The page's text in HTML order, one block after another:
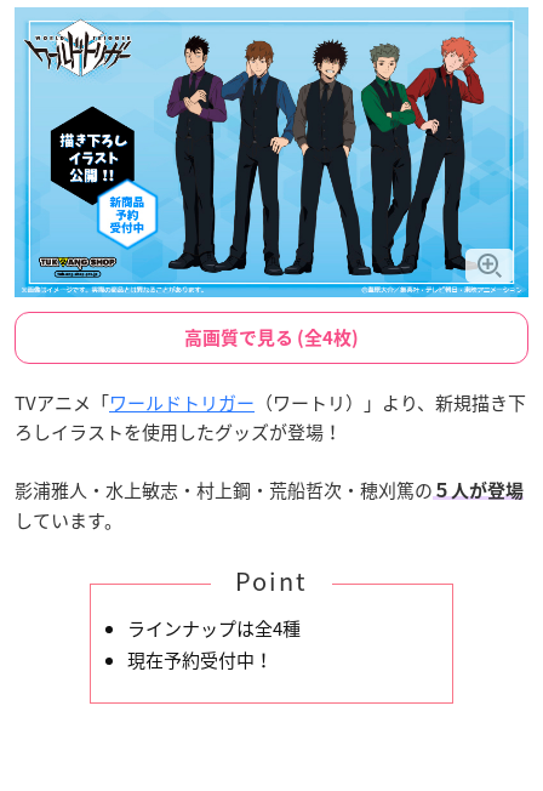
高画質で見る (全4枚)
TVアニメ「ワールドトリガー （ワートリ）」より、新規描き下
ろしイラストを使用したグッズが登場！
影浦雅人・水上敏志・村上鋼・荒船哲次・穂刈篤の ５人が登場
しています。
Point
ラインナップは全4種
現在予約受付中！